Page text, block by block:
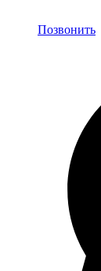
Позвонить